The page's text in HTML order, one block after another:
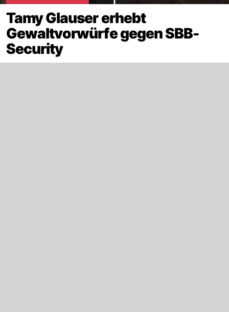
Tamy Glauser erhebt
Gewaltvorwürfe gegen SBB-
Security